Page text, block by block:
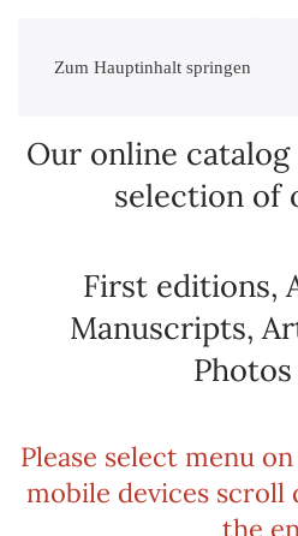
Zum Hauptinhalt springen
Our online
selection of
First editions,
Manuscripts,
Please select menu
mobile devices scroll
the